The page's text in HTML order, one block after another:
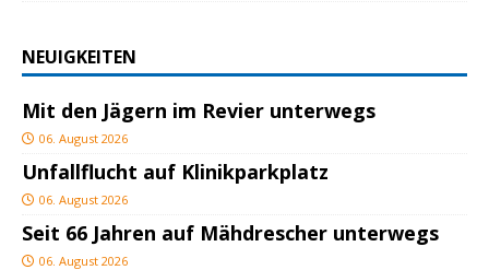
NEUIGKEITEN
Mit den Jägern im Revier unterwegs
06. August 2026
Unfallflucht auf Klinikparkplatz
06. August 2026
Seit 66 Jahren auf Mähdrescher unterwegs
06. August 2026